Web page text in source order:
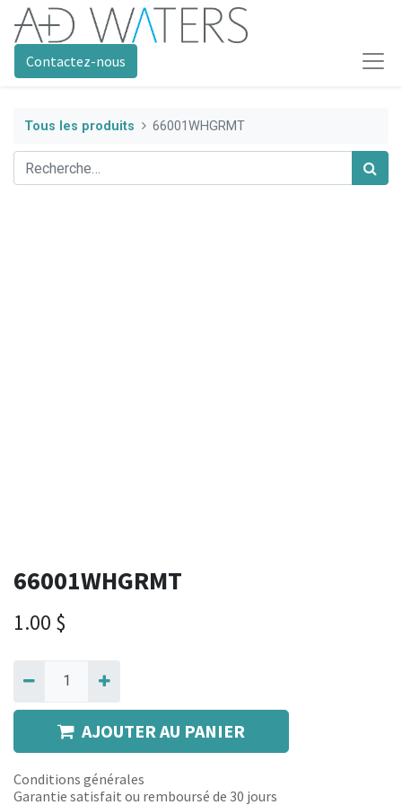
Contactez-nous
Tous les produits 66001WHGRMT
66001WHGRMT
1.00 $
AJOUTER AU PANIER
Conditions générales
Garantie satisfait ou remboursé de 30 jours